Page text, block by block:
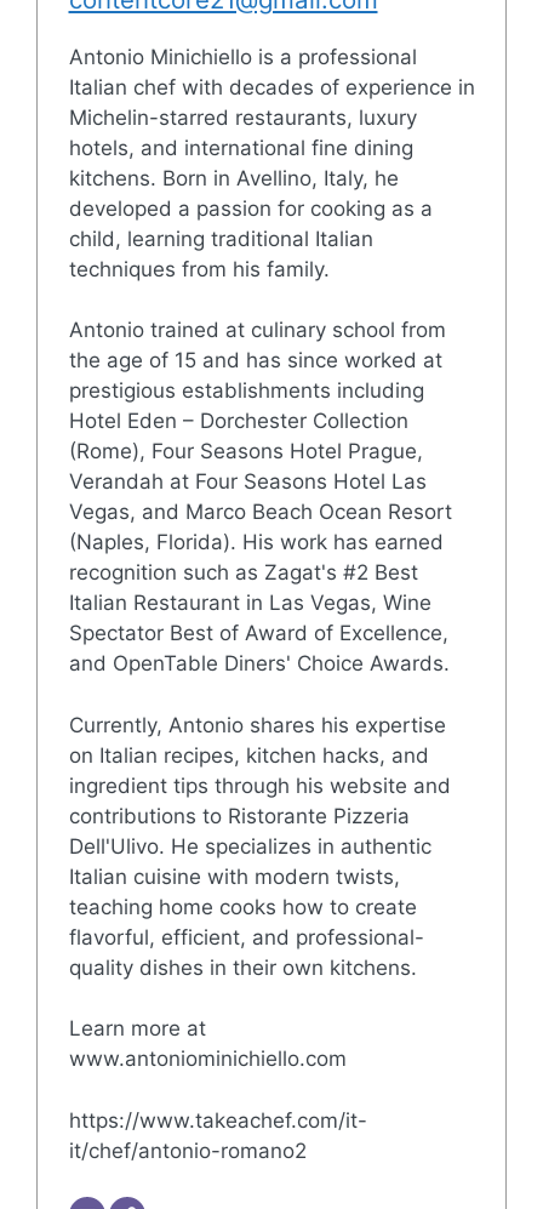
Antonio Minichiello is a professional
Italian chef with decades of experience in
Michelin-starred restaurants, luxury
hotels, and international fine dining
kitchens. Born in Avellino, Italy, he
developed a passion for cooking as a
child, learning traditional Italian
techniques from his family.
Antonio trained at culinary school from
the age of 15 and has since worked at
prestigious establishments including
Hotel Eden – Dorchester Collection
(Rome), Four Seasons Hotel Prague,
Verandah at Four Seasons Hotel Las
Vegas, and Marco Beach Ocean Resort
(Naples, Florida). His work has earned
recognition such as Zagat's #2 Best
Italian Restaurant in Las Vegas, Wine
Spectator Best of Award of Excellence,
and OpenTable Diners' Choice Awards.
Currently, Antonio shares his expertise
on Italian recipes, kitchen hacks, and
ingredient tips through his website and
contributions to Ristorante Pizzeria
Dell'Ulivo. He specializes in authentic
Italian cuisine with modern twists,
teaching home cooks how to create
flavorful, efficient, and professional-
quality dishes in their own kitchens.
Learn more at
www.antoniominichiello.com
https://www.takeachef.com/it-
it/chef/antonio-romano2